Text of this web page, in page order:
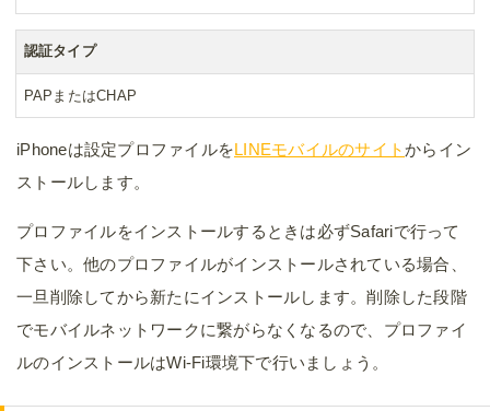
認証タイプ
PAPまたはCHAP
iPhoneは設定プロファイルをLINEモバイルのサイトからイン
ストールします。
プロファイルをインストールするときは必ずSafariで行って
下さい。他のプロファイルがインストールされている場合、
一旦削除してから新たにインストールします。削除した段階
でモバイルネットワークに繋がらなくなるので、プロファイ
ルのインストールはWi-Fi環境下で行いましょう。